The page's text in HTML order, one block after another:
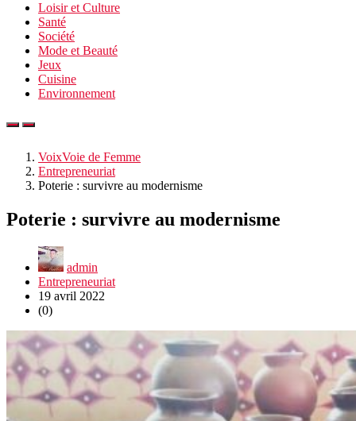
Loisir et Culture
Santé
Société
Mode et Beauté
Jeux
Cuisine
Environnement
VoixVoie de Femme
Entrepreneuriat
Poterie : survivre au modernisme
Poterie : survivre au modernisme
admin
Entrepreneuriat
19 avril 2022
(0)